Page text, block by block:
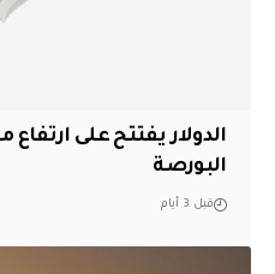
الدولار يفتتح على ارتفاع
البورصة
قبل 3 أيام